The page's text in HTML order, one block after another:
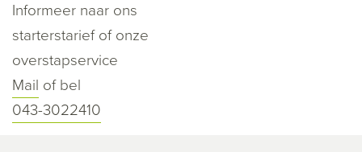
Informeer naar ons
starterstarief of onze
overstapservice
Mail of bel
043-3022410